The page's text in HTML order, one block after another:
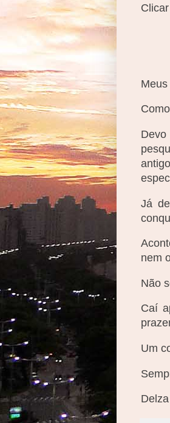
Já
nem
Não
Caí
Um
Delza